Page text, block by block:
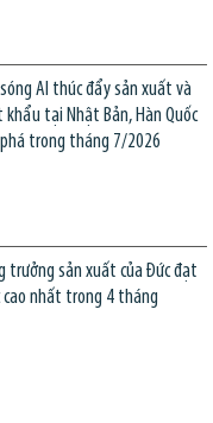
AI thúc đẩy sản xuất và
khẩu tại Nhật Bản, Hàn Quốc
trong tháng 7/2026
trưởng sản xuất của Đức đạt
cao nhất trong 4 tháng